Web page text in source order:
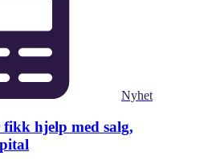
Nyhet
hjelp med salg,